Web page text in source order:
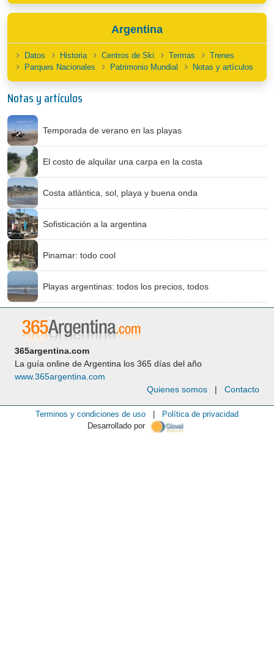
Argentina
Datos Historia Centros de Ski Termas
Trenes
Parques Nacionales
Patrimonio Mundial Notas y artículos
Notas y artículos
Temporada de verano en las playas
El costo de alquilar una carpa en la costa
Costa atlántica, sol, playa y buena onda
Sofisticación a la argentina
Pinamar: todo cool
Playas argentinas: todos los precios, todos
365argentina.com
La guía online de Argentina los 365 días del año
www.365argentina.com
Quienes somos | Contacto
Terminos y condiciones de uso
Política de privacidad
Desarrollado por